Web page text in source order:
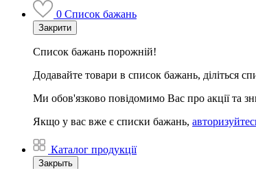
0 Список бажань
Закрити
Список бажань порожній!
Додавайте товари в список бажань, діліться
Ми обов'язково повідомимо Вас про акції та
Якщо у вас вже є списки бажань,
Каталог продукції
Закрыть